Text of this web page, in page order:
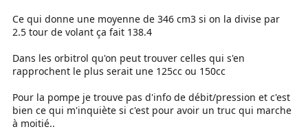
Ce qui donne une moyenne de 346 cm3 si on la divise par
2.5 tour de volant ça fait 138.4
Dans les orbitrol qu'on peut trouver celles qui s'en
rapprochent le plus serait une 125cc ou 150cc
Pour la pompe je trouve pas d'info de débit/pression et c'est
bien ce qui m'inquiète si c'est pour avoir un truc qui marche
à moitié..